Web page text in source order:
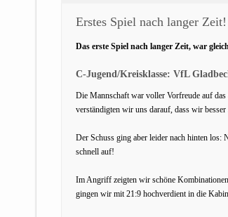
Erstes Spiel nach langer Zeit!
Das erste Spiel nach langer Zeit, war
C-Jugend/Kreisklasse: VfL
Die Mannschaft war voller Vorfreude auf
verständigten wir uns darauf, dass wir
Der Schuss ging aber leider nach hinten
schnell auf!
Im Angriff zeigten wir schöne
gingen wir mit 21:9 hochverdient in die